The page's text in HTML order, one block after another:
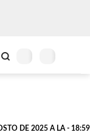
DE 2025 A LA - 18:59